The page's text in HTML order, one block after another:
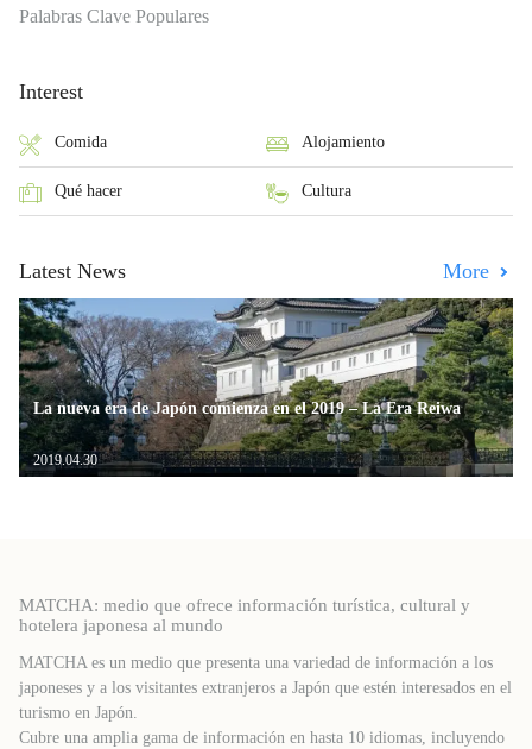
Palabras Clave Populares
Interest
Comida Alojamiento
Qué hacer Cultura
Latest News More
La nueva era de Japón comienza en el 2019 – La Era Reiwa
2019.04.30
MATCHA: medio que ofrece información turística, cultural y
hotelera japonesa al mundo
MATCHA es un medio que presenta una variedad de información a los
japoneses y a los visitantes extranjeros a Japón que estén interesados ​​en el
turismo en Japón.
Cubre una amplia gama de información en hasta 10 idiomas, incluyendo